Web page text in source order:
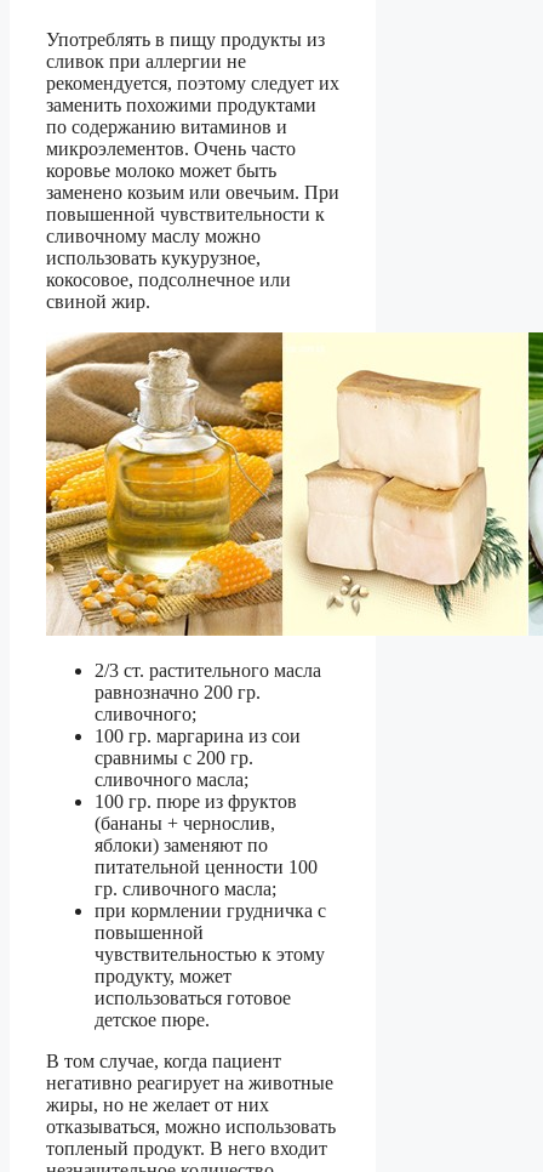
Употреблять в пищу продукты из
сливок при аллергии не
рекомендуется, поэтому следует их
заменить похожими продуктами
по содержанию витаминов и
микроэлементов. Очень часто
коровье молоко может быть
заменено козьим или овечьим. При
повышенной чувствительности к
сливочному маслу можно
использовать кукурузное,
кокосовое, подсолнечное или
свиной жир.
2/3 ст. растительного масла
равнозначно 200 гр.
сливочного;
100 гр. маргарина из сои
сравнимы с 200 гр.
сливочного масла;
100 гр. пюре из фруктов
(бананы + чернослив,
яблоки) заменяют по
питательной ценности 100
гр. сливочного масла;
при кормлении грудничка с
повышенной
чувствительностью к этому
продукту, может
использоваться готовое
детское пюре.
В том случае, когда пациент
негативно реагирует на животные
жиры, но не желает от них
отказываться, можно использовать
топленый продукт. В него входит